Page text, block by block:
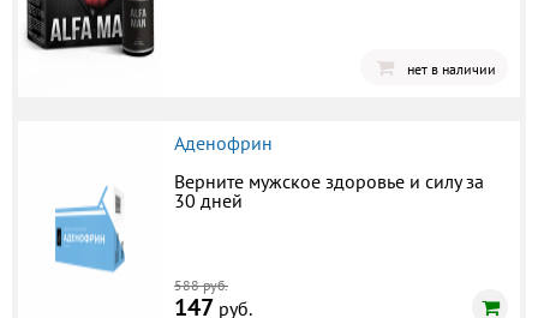
нет в наличии
Аденофрин
Верните мужское здоровье и силу за
30 дней
588 руб.
147 руб.